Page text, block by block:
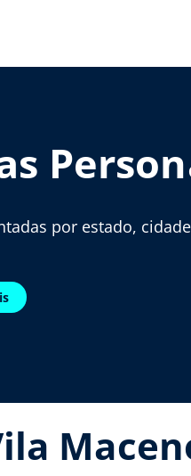
por estado,